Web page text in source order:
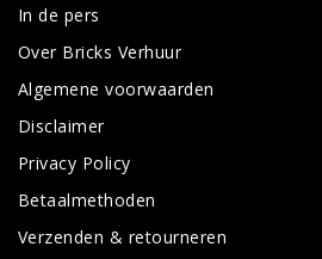
In de pers
Over Bricks Verhuur
Algemene voorwaarden
Disclaimer
Privacy Policy
Betaalmethoden
Verzenden & retourneren